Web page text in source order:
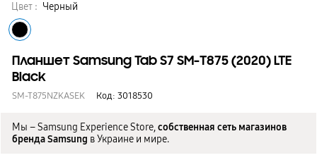
Цвет : Черный
Планшет Samsung Tab S7 SM-T875 (2020) LTE
Black
SM-T875NZKASEK Код: 3018530
Мы – Samsung Experience Store,собственная сеть магазинов
бренда Samsung в Украине и мире.